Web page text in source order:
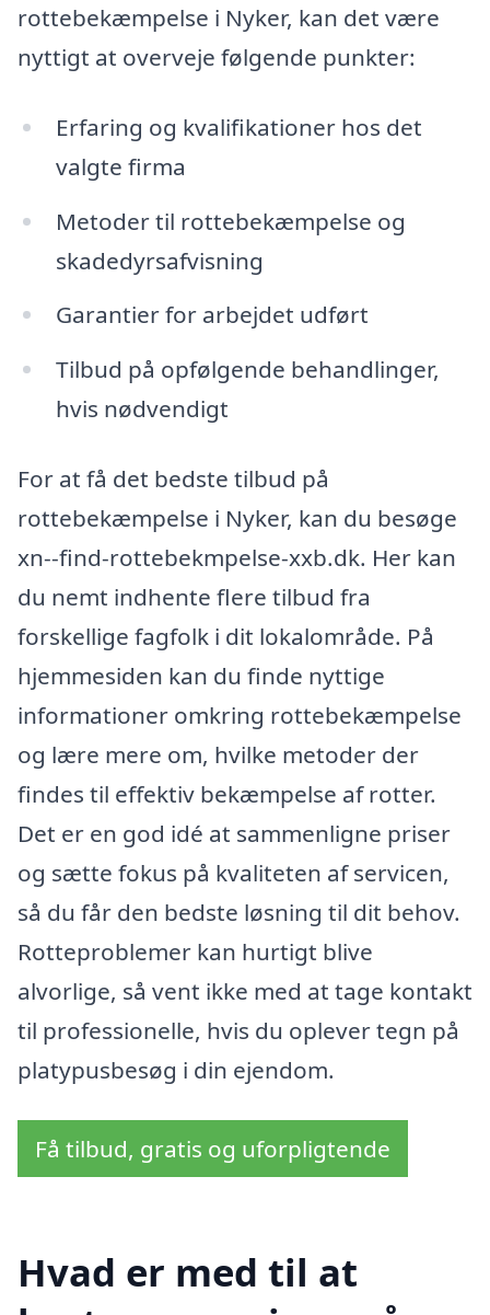
rottebekæmpelse i Nyker, kan det være
nyttigt at overveje følgende punkter:
Erfaring og kvalifikationer hos det
valgte firma
Metoder til rottebekæmpelse og
skadedyrsafvisning
Garantier for arbejdet udført
Tilbud på opfølgende behandlinger,
hvis nødvendigt
For at få det bedste tilbud på
rottebekæmpelse i Nyker, kan du besøge
xn--find-rottebekmpelse-xxb.dk. Her kan
du nemt indhente flere tilbud fra
forskellige fagfolk i dit lokalområde. På
hjemmesiden kan du finde nyttige
informationer omkring rottebekæmpelse
og lære mere om, hvilke metoder der
findes til effektiv bekæmpelse af rotter.
Det er en god idé at sammenligne priser
og sætte fokus på kvaliteten af servicen,
så du får den bedste løsning til dit behov.
Rotteproblemer kan hurtigt blive
alvorlige, så vent ikke med at tage kontakt
til professionelle, hvis du oplever tegn på
platypusbesøg i din ejendom.
Få tilbud, gratis og uforpligtende
Hvad er med til at